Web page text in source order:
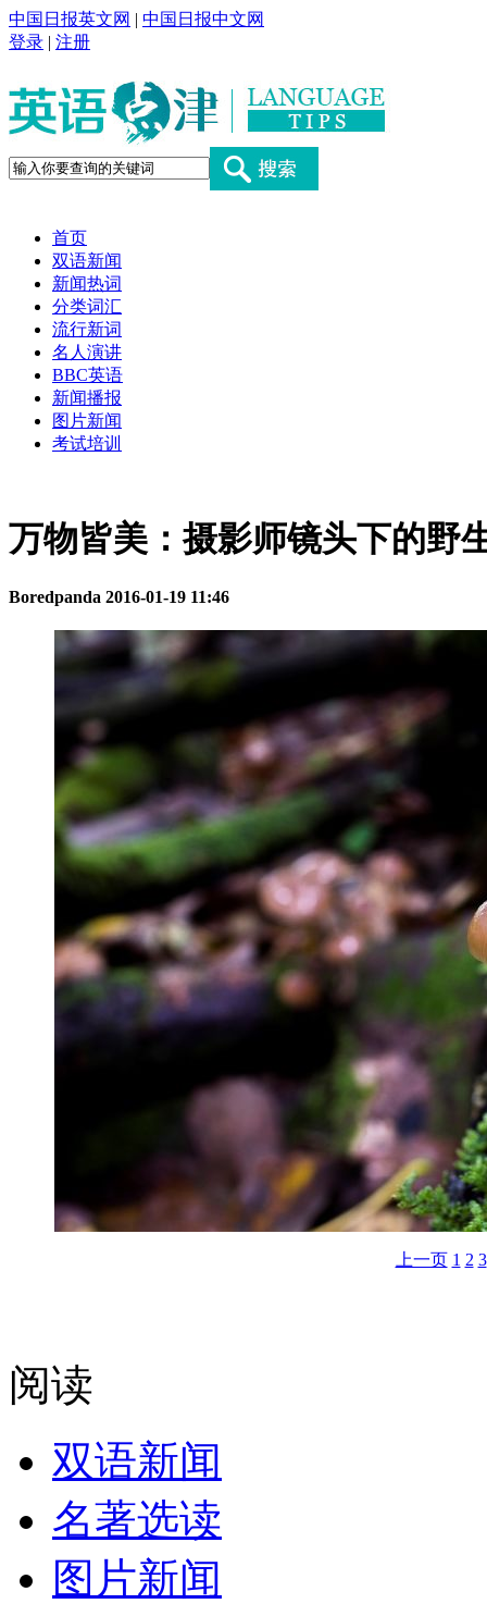
中国日报英文网 | 中国日报中文网
登录 | 注册
首页
双语新闻
新闻热词
分类词汇
流行新词
名人演讲
BBC英语
新闻播报
图片新闻
考试培训
万物皆美：摄影师镜头下的野
Boredpanda 2016-01-19 11:46
上一页 1 2 3
阅读
双语新闻
名著选读
图片新闻